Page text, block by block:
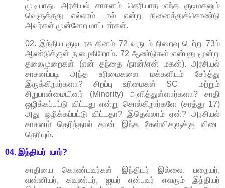
முடியாது. அரசியல் சாசனம் தெரியாத எந்த குடிமகனும்
வெளுத்தது எல்லாம் பால் என்று நினைத்துக்கொண்டு
அவர்கள் முன்னேற மாட்டார்கள்.
02. இந்திய குடியரசு தினம் 72 வருடம் நிறைவு பெற்று 73ம்
ஆண்டுக்குள் நுழைகிறோம். 72 ஆண்டுகள் என்பது மூன்று
தலைமுறைகள் (என் தந்தை /நான்/என் மகன்). அரசியல்
சாசனப்படி அந்த உரிமைகளை மக்களிடம் சேர்த்து
இருக்கிறார்களா? சிறப்பு உரிமைகள் SC மற்றும்
சிறுபான்மையினர் (Minority) அளித்துள்ளார்களா? சாதி
ஒழிக்கப்பட்டு விட்டது என்று சொல்கிறார்களே (சரத்து 17)
அது ஒழிக்கப்பட்டு விட்டதா? இதெல்லாம் ஏன்? அரசியல்
சாசனம் தெரிந்தால் தான் இந்த கேள்விகளுக்கு விடை
தெரியும்.
04. இந்தியர் யார்?
சாதியை கொண்டவர்கள் இந்தியர் இல்லை. பறையர்,
வன்னியர், கவுண்டர், ஐயர் என்பவர் எவரும் இந்தியர்